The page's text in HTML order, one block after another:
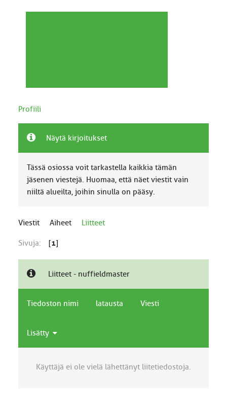
Profiili
Näytä kirjoitukset
Tässä osiossa voit tarkastella kaikkia tämän
jäsenen viestejä. Huomaa, että näet viestit vain
niiltä alueilta, joihin sinulla on pääsy.
Viestit Aiheet Liitteet
Sivuja: [1]
Liitteet - nuffieldmaster
Tiedoston nimi latausta Viesti
Lisätty
Käyttäjä ei ole vielä lähettänyt liitetiedostoja.